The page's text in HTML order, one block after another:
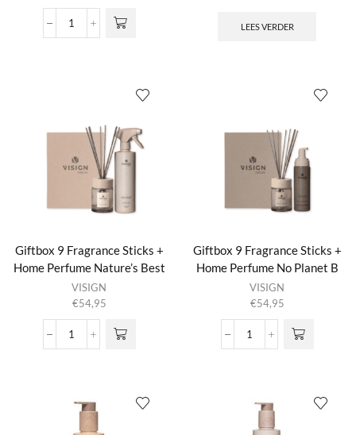
Giftbox
No
Planet
B
aantal
LEES VERDER
Giftbox 9 Fragrance Sticks +
Home Perfume Nature’s Best
VISIGN
€54,95
Giftbox
+
Home
Perfume
Giftbox 9 Fragrance Sticks +
Home Perfume No Planet B
VISIGN
€54,95
Giftbox
Home
Perfume